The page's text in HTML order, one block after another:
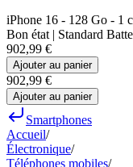
iPhone 16 - 128 Go - 1
Bon état | Standard
902,99 €
Ajouter au panier
902,99 €
Ajouter au panier
Smartphones
Accueil/
Électronique/
Téléphones mobiles/